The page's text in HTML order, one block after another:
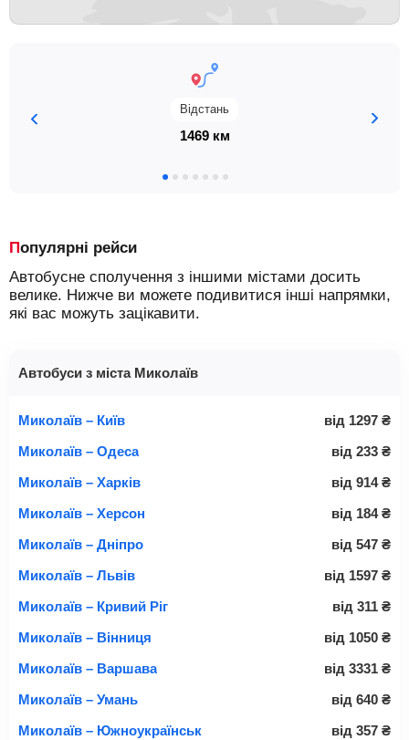
Відстань
1469 км
Популярні рейси
Автобусне сполучення з іншими містами досить
велике. Нижче ви можете подивитися інші напрямки,
які вас можуть зацікавити.
Автобуси з міста Миколаїв
Миколаїв – Київ від 1297 ₴
Миколаїв – Одеса
від 233 ₴
Миколаїв – Харків
від 914 ₴
Миколаїв – Херсон
від 184 ₴
Миколаїв – Дніпро
від 547 ₴
Миколаїв – Львів
від 1597 ₴
Миколаїв – Кривий Ріг
від 311 ₴
Миколаїв – Вінниця
від 1050 ₴
Миколаїв – Варшава
від 3331 ₴
Миколаїв – Умань
від 640 ₴
Миколаїв – Южноукраїнськ
від 357 ₴